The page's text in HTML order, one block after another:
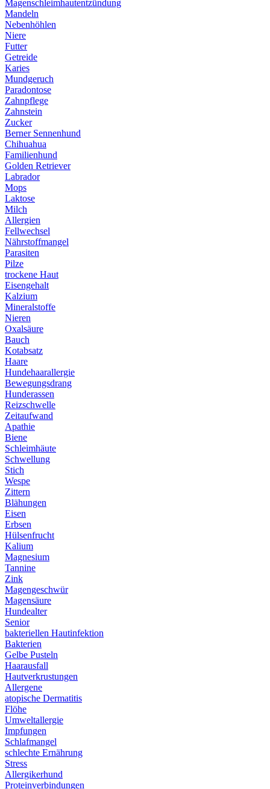
Magenschleimhautentzündung
Mandeln
Nebenhöhlen
Niere
Futter
Getreide
Karies
Mundgeruch
Paradontose
Zahnpflege
Zahnstein
Zucker
Berner Sennenhund
Chihuahua
Familienhund
Golden Retriever
Labrador
Mops
Laktose
Milch
Allergien
Fellwechsel
Nährstoffmangel
Parasiten
Pilze
trockene Haut
Eisengehalt
Kalzium
Mineralstoffe
Nieren
Oxalsäure
Bauch
Kotabsatz
Haare
Hundehaarallergie
Bewegungsdrang
Hunderassen
Reizschwelle
Zeitaufwand
Apathie
Biene
Schleimhäute
Schwellung
Stich
Wespe
Zittern
Blähungen
Eisen
Erbsen
Hülsenfrucht
Kalium
Magnesium
Tannine
Zink
Magengeschwür
Magensäure
Hundealter
Senior
bakteriellen Hautinfektion
Bakterien
Gelbe Pusteln
Haarausfall
Hautverkrustungen
Allergene
atopische Dermatitis
Flöhe
Umweltallergie
Impfungen
Schlafmangel
schlechte Ernährung
Stress
Allergikerhund
Proteinverbindungen